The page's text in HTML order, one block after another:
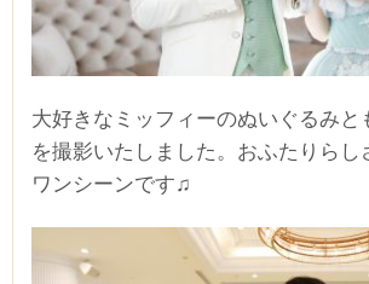
大好きなミッフィーのぬいぐるみと
を撮影いたしました。おふたりらし
ワンシーンです♫